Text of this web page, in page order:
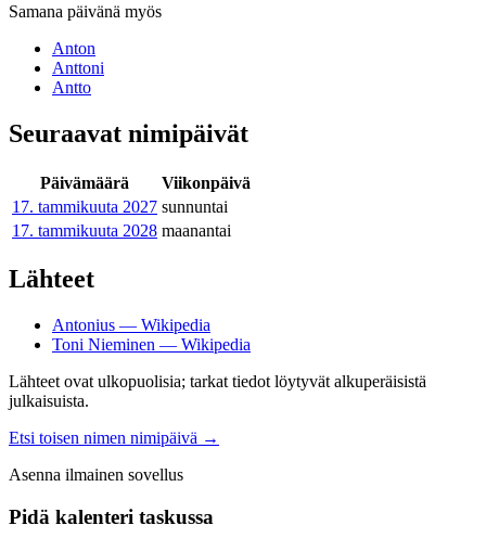
Samana päivänä myös
Anton
Anttoni
Antto
Seuraavat nimipäivät
Päivämäärä
Viikonpäivä
17. tammikuuta 2027 sunnuntai
17. tammikuuta 2028 maanantai
Lähteet
Antonius — Wikipedia
Toni Nieminen — Wikipedia
Lähteet ovat ulkopuolisia; tarkat tiedot löytyvät alkuperäisistä
julkaisuista.
Etsi toisen nimen nimipäivä →
Asenna ilmainen sovellus
Pidä kalenteri taskussa